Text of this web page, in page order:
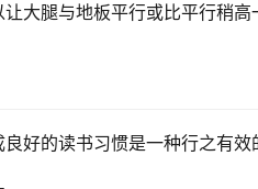
大腿与地板平行或比平行稍高
好的读书习惯是一种行之有